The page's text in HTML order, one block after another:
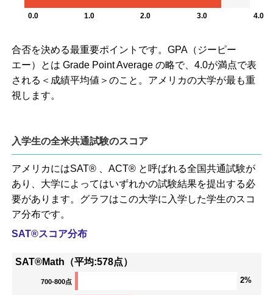
0.0 1.0 2.0 3.0 4.0
合否を決める最重要ポイントです。GPA（ジーピー
エー）とは Grade Point Average の略で、4.0が満点で表
される＜成績平均値＞のこと。アメリカの大学が最も重
視します。
入学生の全米共通試験のスコア
アメリカにはSAT® 、ACT® と呼ばれる全国共通試験が
あり、大学によってはいずれかの試験結果を提出する必
要があります。グラフはこの大学に入学した学生のスコ
ア分布です。
SAT®スコア分布
SAT®Math（平均:578点）
700-800点 2%